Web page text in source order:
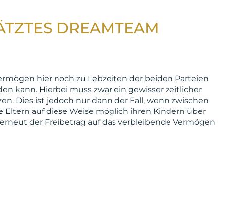
DREAMTEAM
hier noch zu Lebzeiten der beiden Parteien
kann. Hierbei muss zwar ein gewisser zeitlicher
Dies ist jedoch nur dann der Fall, wenn zwischen
Eltern auf diese Weise möglich ihren Kindern über
der Freibetrag auf das verbleibende Vermögen